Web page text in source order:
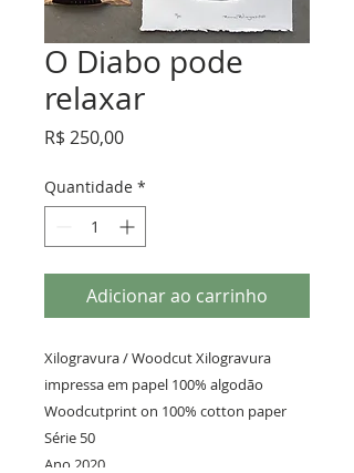
O Diabo pode
relaxar
R$ 250,00Preço
Quantidade *
Adicionar ao carrinho
Xilogravura / Woodcut Xilogravura
impressa em papel 100% algodão
Woodcutprint on 100% cotton paper
Série 50
Ano 2020